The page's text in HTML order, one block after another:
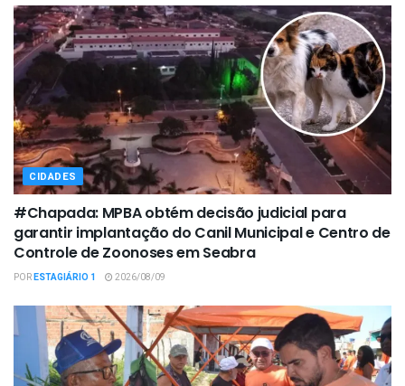
CIDADES
#Chapada: MPBA obtém decisão judicial para
garantir implantação do Canil Municipal e Centro de
Controle de Zoonoses em Seabra
PORESTAGIÁRIO 1 2026/08/09